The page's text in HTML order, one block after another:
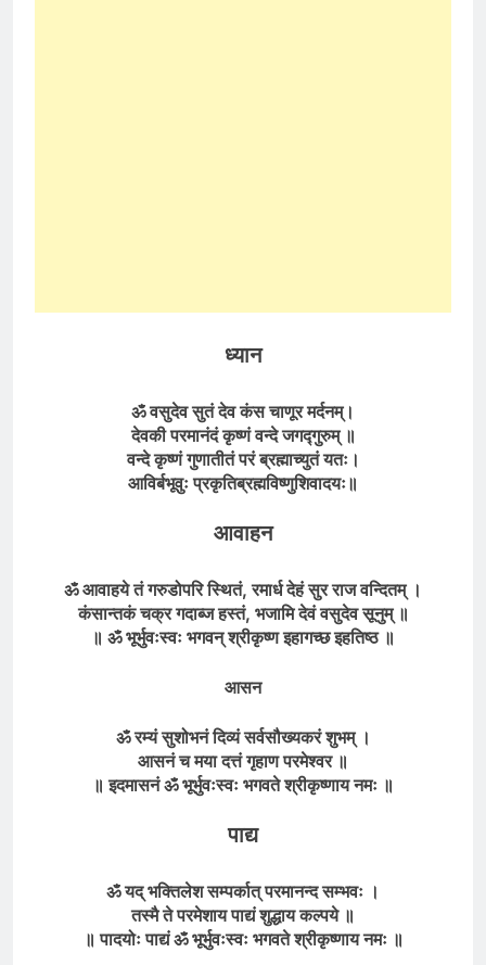
ध्यान
ॐ वसुदेव सुतं देव कंस चाणूर मर्दनम्।
देवकी परमानंदं कृष्णं वन्दे जगद्गुरुम् ॥
वन्दे कृष्णं गुणातीतं परं ब्रह्माच्युतं यतः।
आविर्बभूवुः प्रकृतिब्रह्मविष्णुशिवादयः॥
आवाहन
ॐ आवाहये तं गरुडोपरि स्थितं, रमार्ध देहं सुर राज वन्दितम् ।
कंसान्तकं चक्र गदाब्ज हस्तं, भजामि देवं वसुदेव सूनुम् ॥
॥ ॐ भूर्भुवःस्वः भगवन् श्रीकृष्ण इहागच्छ इहतिष्ठ ॥
आसन
ॐ रम्यं सुशोभनं दिव्यं सर्वसौख्यकरं शुभम् ।
आसनं च मया दत्तं गृहाण परमेश्वर ॥
॥ इदमासनं ॐ भूर्भुवःस्वः भगवते श्रीकृष्णाय नमः ॥
पाद्य
ॐ यद् भक्तिलेश सम्पर्कात् परमानन्द सम्भवः ।
तस्मै ते परमेशाय पाद्यं शुद्धाय कल्पये ॥
॥ पादयोः पाद्यं ॐ भूर्भुवःस्वः भगवते श्रीकृष्णाय नमः ॥